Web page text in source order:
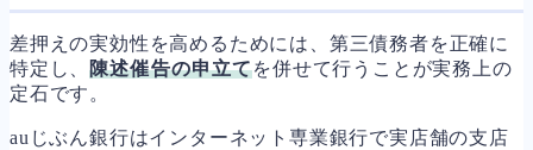
差押えの実効性を高めるためには、第三債務者を正確に
特定し、陳述催告の申立てを併せて行うことが実務上の
定石です。
auじぶん銀行はインターネット専業銀行で実店舗の支店